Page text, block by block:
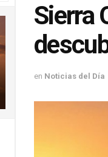
Sierra
en Noticias del Día